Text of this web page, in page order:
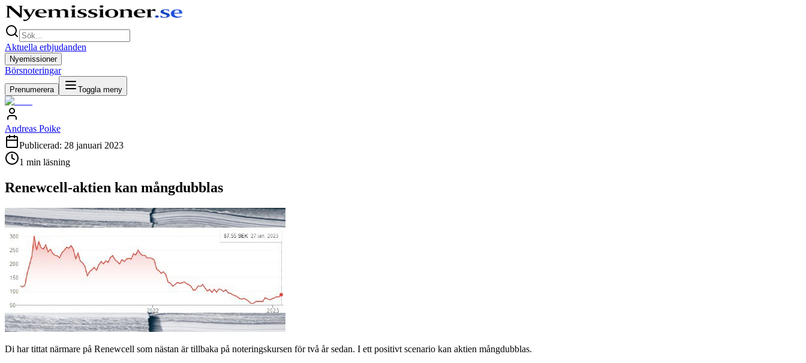
Aktuella erbjudanden
Nyemissioner
Börsnoteringar
Prenumerera Toggla meny
Andreas Poike
Publicerad: 28 januari 2023
1 min läsning
Renewcell-aktien kan mångdubblas
Di har tittat närmare på Renewcell som nästan är tillbaka på noteringskursen för två år sedan. I ett positivt scenario kan aktien mångdubblas.